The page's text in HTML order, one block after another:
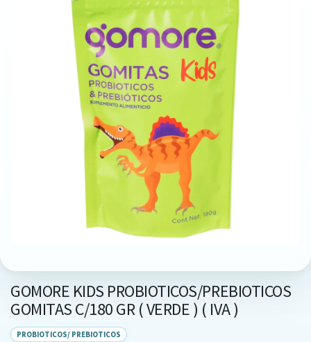
GOMORE KIDS PROBIOTICOS/PREBIOTICOS
GOMITAS C/180 GR ( VERDE ) ( IVA )
PROBIOTICOS/ PREBIOTICOS